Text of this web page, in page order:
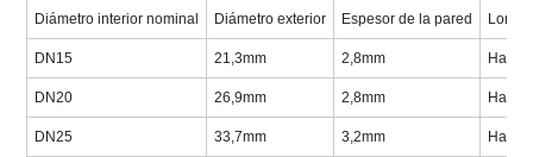
Diámetro interior nominal Diámetro exterior Espesor de la pared
DN15 21,3mm 2,8mm Hasta
DN20 26,9mm 2,8mm Hasta
DN25 33,7mm 3,2mm Hasta